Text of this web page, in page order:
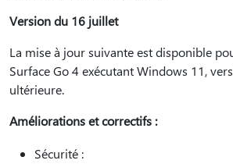
Version du 16 juillet
La mise à jour suivante est disponible
Surface Go 4 exécutant Windows 11,
ultérieure.
Améliorations et correctifs :
Sécurité :